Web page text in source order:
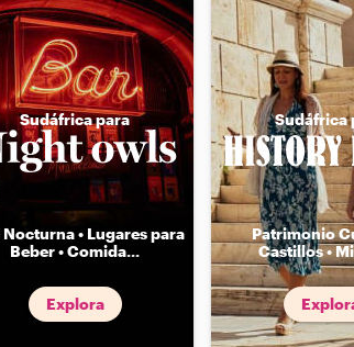
Sudáfrica para
• Lugares para
Beber • Comida...
Explora
Sudáfrica
Patrimonio
Castillos •